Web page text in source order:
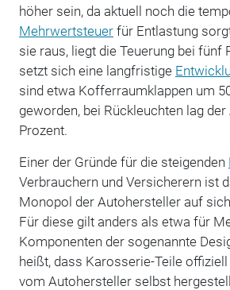
höher sein, da aktuell noch die
Mehrwertsteuerfür Entlastung
sie raus, liegt die Teuerung bei fünf
setzt sich eine langfristige
sind etwa Kofferraumklappen um
geworden, bei Rückleuchten lag
Prozent.
Einer der Gründe für die steigenden
Verbrauchern und Versicherern ist
Monopol der Autohersteller auf
Für diese gilt anders als etwa für
Komponenten der sogenannte
heißt, dass Karosserie-Teile
vom Autohersteller selbst